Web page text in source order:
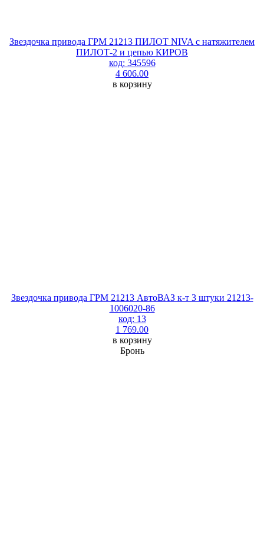
Звездочка привода ГРМ 21213 ПИЛОТ NIVA с натяжителем
ПИЛОТ-2 и цепью КИРОВ
код: 345596
4 606.00
в корзину
Звездочка привода ГРМ 21213 АвтоВАЗ к-т 3 штуки 21213-
1006020-86
код: 13
1 769.00
в корзину
Бронь